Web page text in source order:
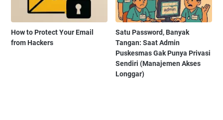
How to Protect Your Email
from Hackers
Satu Password, Banyak
Tangan: Saat Admin
Puskesmas Gak Punya Privasi
Sendiri (Manajemen Akses
Longgar)